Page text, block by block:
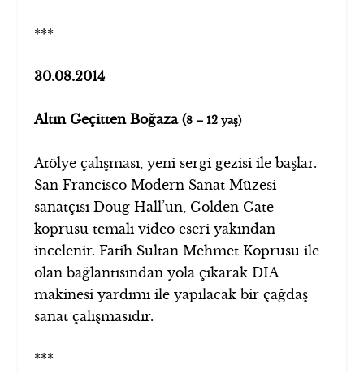
***
30.08.2014
Altın Geçitten Boğaza (8 – 12 yaş)
Atölye çalışması, yeni sergi gezisi ile başlar.
San Francisco Modern Sanat Müzesi
sanatçısı Doug Hall’un, Golden Gate
köprüsü temalı video eseri yakından
incelenir. Fatih Sultan Mehmet Köprüsü ile
olan bağlantısından yola çıkarak DIA
makinesi yardımı ile yapılacak bir çağdaş
sanat çalışmasıdır.
***